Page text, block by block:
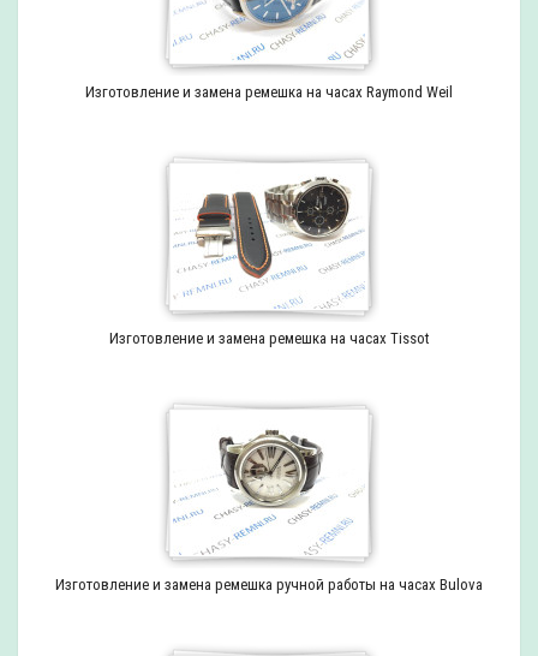
Изготовление и замена ремешка на часах Raymond Weil
Изготовление и замена ремешка на часах Tissot
Изготовление и замена ремешка ручной работы на часах Bulova